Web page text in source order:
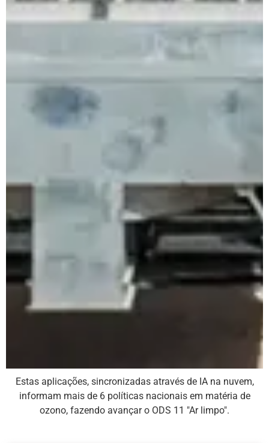
Estas aplicações, sincronizadas através de IA na nuvem,
informam mais de 6 políticas nacionais em matéria de
ozono, fazendo avançar o ODS 11 "Ar limpo".